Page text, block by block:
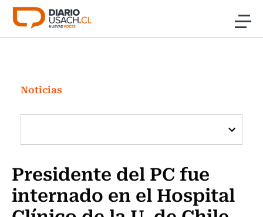
Click acá para ir directamente al contenido
Investigación
Cultura
Programas Radio y TV Usach
Noticias
Presidente del PC fue
internado en el Hospital